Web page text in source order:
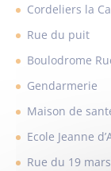
Cordeliers la
Rue du puit
Boulodrome
Gendarmerie
Maison de
Ecole Jeanne
Rue du 19